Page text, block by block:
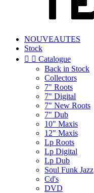
NOUVEAUTES
Stock
  Catalogue
Back in Stock
Collectors
7" Roots
7" Digital
7" New Roots
7" Dub
10" Maxis
12" Maxis
Lp Roots
Lp Digital
Lp Dub
Soul Funk Jazz
Cd's
DVD